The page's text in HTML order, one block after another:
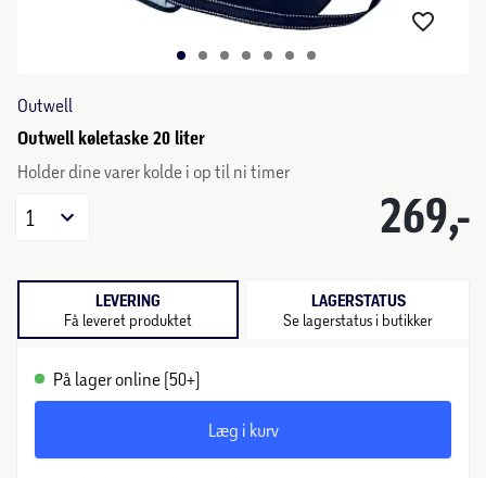
Outwell
Outwell køletaske 20 liter
Holder dine varer kolde i op til ni timer
269,-
1
LEVERING
Få leveret produktet
LAGERSTATUS
Se lagerstatus i butikker
På lager online (50+)
Læg i kurv